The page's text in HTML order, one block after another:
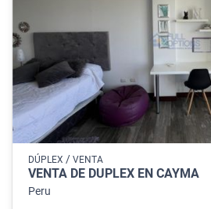
DÚPLEX / VENTA
VENTA DE DUPLEX EN CAYMA
Peru